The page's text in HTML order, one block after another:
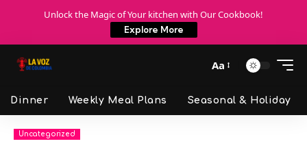
Unlock the Magic of Your kitchen with Our Cookbook!
Explore More
Aa
Dinner Weekly Meal Plans Seasonal & Holiday
Uncategorized